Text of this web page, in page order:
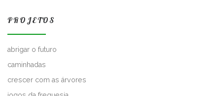
PROJETOS
abrigar o futuro
caminhadas
crescer com as árvores